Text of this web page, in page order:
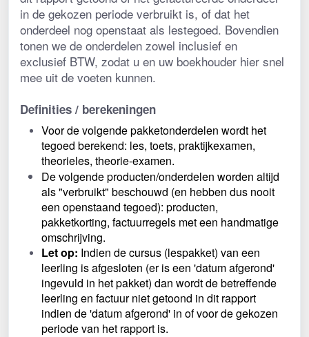
in de gekozen periode verbruikt is, of dat het
onderdeel nog openstaat als lestegoed. Bovendien
tonen we de onderdelen zowel inclusief en
exclusief BTW, zodat u en uw boekhouder hier snel
mee uit de voeten kunnen.
Definities / berekeningen
Voor de volgende pakketonderdelen wordt het
tegoed berekend: les, toets, praktijkexamen,
theorieles, theorie-examen.
De volgende producten/onderdelen worden altijd
als "verbruikt" beschouwd (en hebben dus nooit
een openstaand tegoed): producten,
pakketkorting, factuurregels met een handmatige
omschrijving.
Let op: Indien de cursus (lespakket) van een
leerling is afgesloten (er is een 'datum afgerond'
ingevuld in het pakket) dan wordt de betreffende
leerling en factuur niet getoond in dit rapport
indien de 'datum afgerond' in of voor de gekozen
periode van het rapport is.